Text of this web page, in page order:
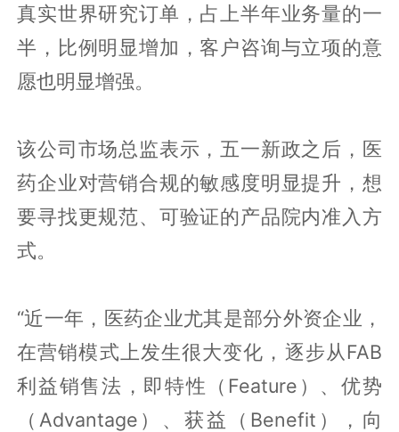
真实世界研究订单，占上半年业务量的一
半，比例明显增加，客户咨询与立项的意
愿也明显增强。
该公司市场总监表示，五一新政之后，医
药企业对营销合规的敏感度明显提升，想
要寻找更规范、可验证的产品院内准入方
式。
“近一年，医药企业尤其是部分外资企业，
在营销模式上发生很大变化，逐步从FAB
利益销售法，即特性（Feature）、优势
（Advantage）、获益（Benefit），向